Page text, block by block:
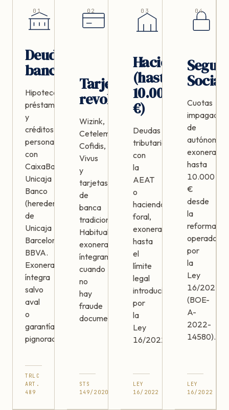
01
Deudas
bancarias
Hipotecas,
préstamos
y
créditos
personales
con
CaixaBank,
Unicaja
Banco
(heredera
de
Unicaja
Barcelona),
BBVA.
Exoneración
íntegra
salvo
aval
o
garantía
pignorada.
TRLC
ART.
489
02
Tarjetas
revolving
Wizink,
Cetelem,
Cofidis,
Vivus
y
tarjetas
de
banca
tradicional.
Habitualmente
exonerables
íntegramente
cuando
no
hay
fraude
documentado.
STS
149/2020
03
Hacienda
(hasta
10.000
€)
Deudas
tributarias
con
la
AEAT
o
hacienda
foral,
exonerables
hasta
el
límite
legal
introducido
por
la
Ley
16/2022.
LEY
16/2022
04
Social
Cuotas
impagadas
de
autónomos,
hasta
10.000
€
desde
la
reforma
operada
por
la
Ley
16/2022
(BOE-
A-
2022-
14580).
LEY
16/2022